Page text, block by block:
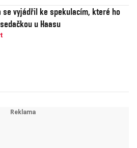
se vyjádřil ke spekulacím, které ho
u Haasu